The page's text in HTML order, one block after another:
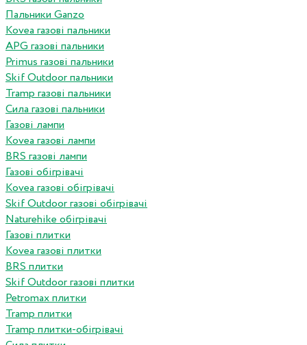
Пальники Ganzo
Kovea газові пальники
APG газові пальники
Primus газові пальники
Skif Outdoor пальники
Tramp газові пальники
Сила газові пальники
Газові лампи
Kovea газові лампи
BRS газові лампи
Газові обігрівачі
Kovea газові обігрівачі
Skif Outdoor газові обігрівачі
Naturehike обігрівачі
Газові плитки
Kovea газові плитки
BRS плитки
Skif Outdoor газові плитки
Petromax плитки
Tramp плитки
Tramp плитки-обігрівачі